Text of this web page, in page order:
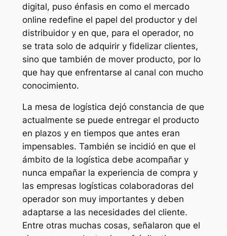
digital, puso énfasis en como el mercado
online redefine el papel del productor y del
distribuidor y en que, para el operador, no
se trata solo de adquirir y fidelizar clientes,
sino que también de mover producto, por lo
que hay que enfrentarse al canal con mucho
conocimiento.
La mesa de logística dejó constancia de que
actualmente se puede entregar el producto
en plazos y en tiempos que antes eran
impensables. También se incidió en que el
ámbito de la logística debe acompañar y
nunca empañar la experiencia de compra y
las empresas logísticas colaboradoras del
operador son muy importantes y deben
adaptarse a las necesidades del cliente.
Entre otras muchas cosas, señalaron que el